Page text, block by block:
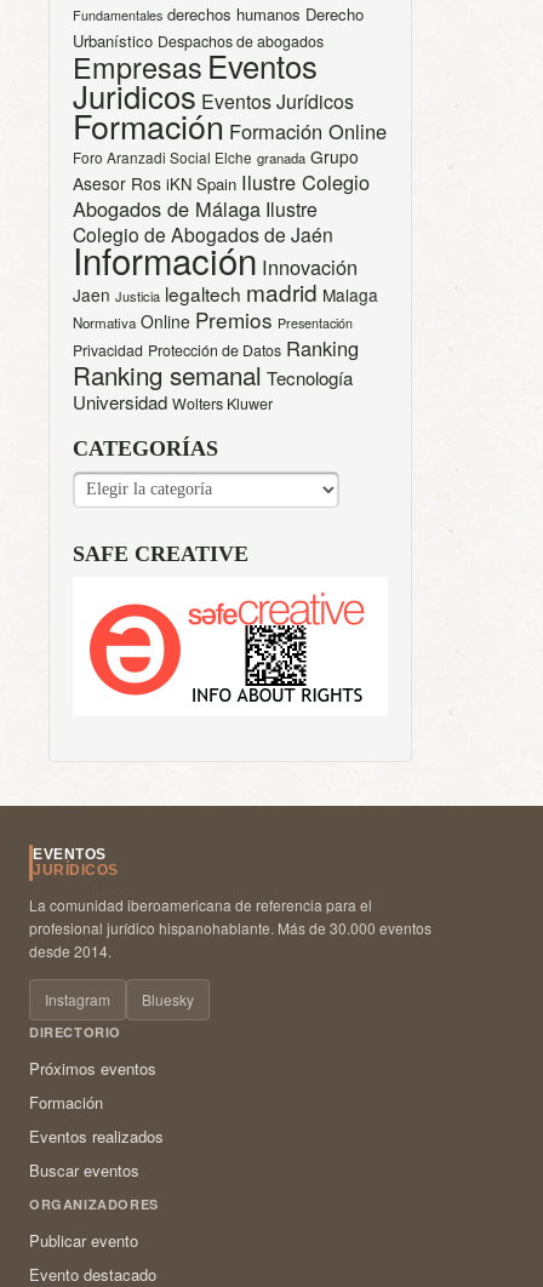
Fundamentales derechos humanos Derecho
Urbanístico Despachos de abogados
Empresas Eventos
Juridicos Eventos Jurídicos
Formación Formación Online
Foro Aranzadi Social Elche granada Grupo
Asesor Ros iKN Spain Ilustre Colegio
Abogados de Málaga Ilustre
Colegio de Abogados de Jaén
Información Innovación
Jaen Justicia legaltech madrid Malaga
Normativa Online Premios Presentación
Privacidad Protección de Datos Ranking
Ranking semanal Tecnología
Universidad Wolters Kluwer
CATEGORÍAS
CATEGORÍAS
SAFE CREATIVE
EVENTOS
JURÍDICOS
La comunidad iberoamericana de referencia para el
profesional jurídico hispanohablante. Más de 30.000 eventos
desde 2014.
Instagram Bluesky
DIRECTORIO
Próximos eventos
Formación
Eventos realizados
Buscar eventos
ORGANIZADORES
Publicar evento
Evento destacado